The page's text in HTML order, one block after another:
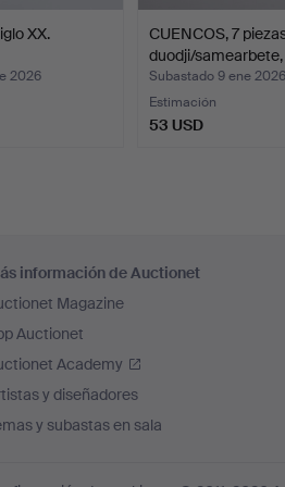
XX.
2026
CUENCOS, 7
duodji/
Subastado 9 ene 2026
Estimación
53 USD
información de Auctionet
Magazine
Auctionet
Academy
y diseñadores
y subastas en sala